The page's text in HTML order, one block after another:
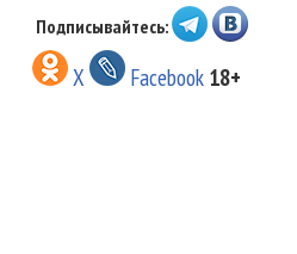
к основному
Подписывайтесь:
X Facebook 18+